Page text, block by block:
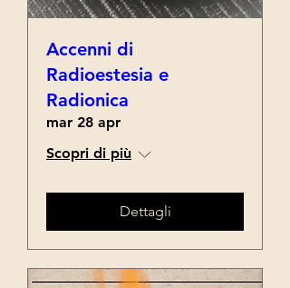
Accenni di
Radioestesia e
Radionica
mar 28 apr
Scopri di più
Dettagli